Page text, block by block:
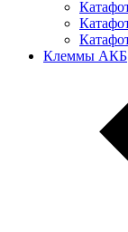
Клеммы АКБ